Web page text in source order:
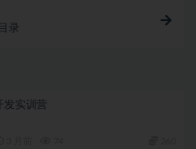
录
发实训营